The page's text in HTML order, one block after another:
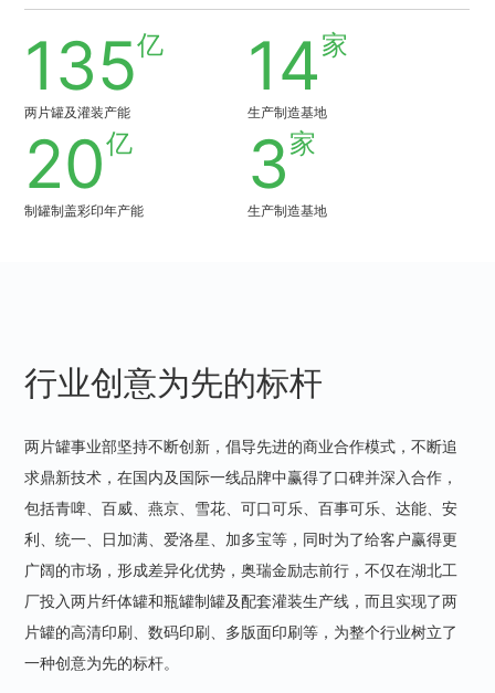
135亿
两片罐及灌装产能
14家
生产制造基地
20亿
制罐制盖彩印年产能
3家
生产制造基地
行业创意为先的标杆
两片罐事业部坚持不断创新，倡导先进的商业合作模式，不断追
求鼎新技术，在国内及国际一线品牌中赢得了口碑并深入合作，
包括青啤、百威、燕京、雪花、可口可乐、百事可乐、达能、安
利、统一、日加满、爱洛星、加多宝等，同时为了给客户赢得更
广阔的市场，形成差异化优势，奥瑞金励志前行，不仅在湖北工
厂投入两片纤体罐和瓶罐制罐及配套灌装生产线，而且实现了两
片罐的高清印刷、数码印刷、多版面印刷等，为整个行业树立了
一种创意为先的标杆。